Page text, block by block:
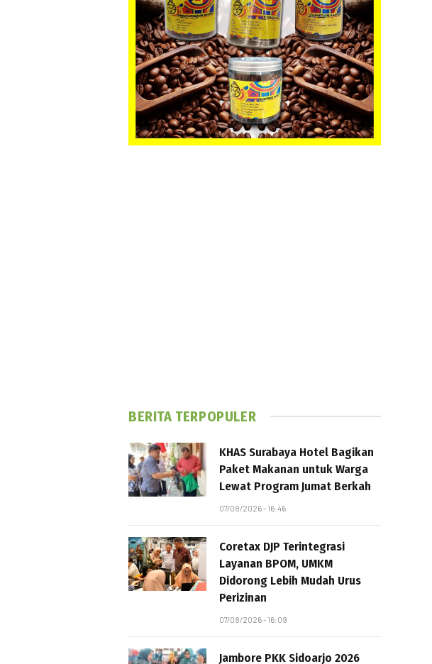
BERITA TERPOPULER
KHAS Surabaya Hotel Bagikan
Paket Makanan untuk Warga
Lewat Program Jumat Berkah
07/08/2026 - 16:46
Coretax DJP Terintegrasi
Layanan BPOM, UMKM
Didorong Lebih Mudah Urus
Perizinan
07/08/2026 - 16:09
Jambore PKK Sidoarjo 2026